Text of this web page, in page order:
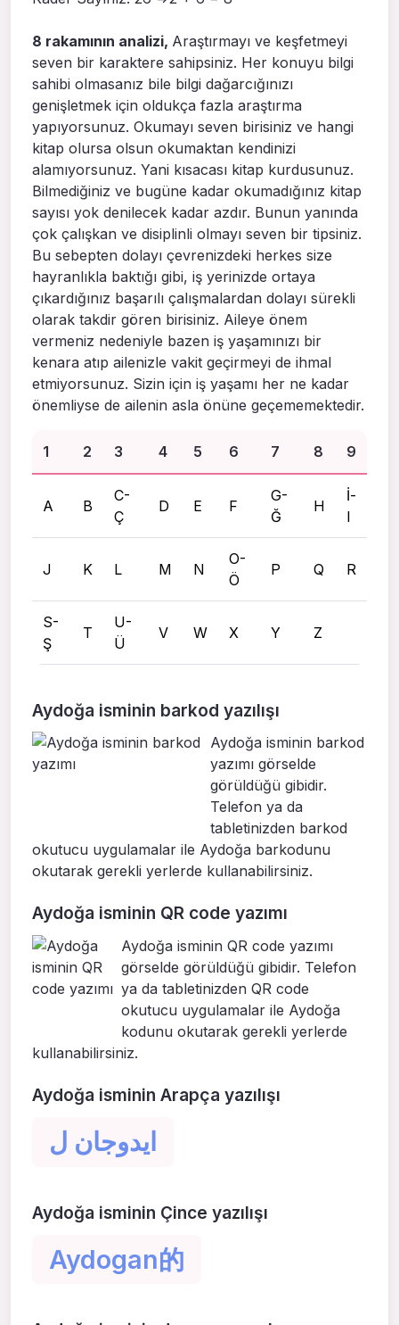
8 rakamının analizi, Araştırmayı ve keşfetmeyi
seven bir karaktere sahipsiniz. Her konuyu bilgi
sahibi olmasanız bile bilgi dağarcığınızı
genişletmek için oldukça fazla araştırma
yapıyorsunuz. Okumayı seven birisiniz ve hangi
kitap olursa olsun okumaktan kendinizi
alamıyorsunuz. Yani kısacası kitap kurdusunuz.
Bilmediğiniz ve bugüne kadar okumadığınız kitap
sayısı yok denilecek kadar azdır. Bunun yanında
çok çalışkan ve disiplinli olmayı seven bir tipsiniz.
Bu sebepten dolayı çevrenizdeki herkes size
hayranlıkla baktığı gibi, iş yerinizde ortaya
çıkardığınız başarılı çalışmalardan dolayı sürekli
olarak takdir gören birisiniz. Aileye önem
vermeniz nedeniyle bazen iş yaşamınızı bir
kenara atıp ailenizle vakit geçirmeyi de ihmal
etmiyorsunuz. Sizin için iş yaşamı her ne kadar
önemliyse de ailenin asla önüne geçememektedir.
1 2 3 4 5 6 7 8 9
A B
C-
Ç
D E F
G-
Ğ
H
İ-
I
J K L M N
O-
Ö
P Q R
S-
Ş
T
U-
Ü
V W X Y Z
Aydoğa isminin barkod yazılışı
Aydoğa isminin barkod
yazımı görselde
görüldüğü gibidir.
Telefon ya da
tabletinizden barkod
okutucu uygulamalar ile Aydoğa barkodunu
okutarak gerekli yerlerde kullanabilirsiniz.
Aydoğa isminin QR code yazımı
Aydoğa isminin QR code yazımı
görselde görüldüğü gibidir. Telefon
ya da tabletinizden QR code
okutucu uygulamalar ile Aydoğa
kodunu okutarak gerekli yerlerde
kullanabilirsiniz.
Aydoğa isminin Arapça yazılışı
ايدوجان ل
Aydoğa isminin Çince yazılışı
Aydogan的